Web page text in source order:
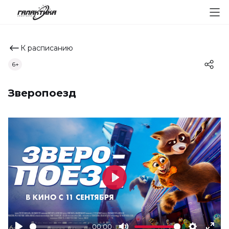
К расписанию
Зверопоезд
6+
00:00
Play